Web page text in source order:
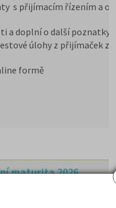
s přijímacím řízením a
a doplní o další poznatky
úlohy z přijímaček z
formě
maturita 2026